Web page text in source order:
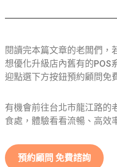
閱讀完本篇文章的老闆們，
想優化升級店內舊有的POS
迎點選下方按鈕預約顧問免
有機會前往台北市龍江路的
食處，體驗看看流暢、高效
預約顧問 免費諮詢